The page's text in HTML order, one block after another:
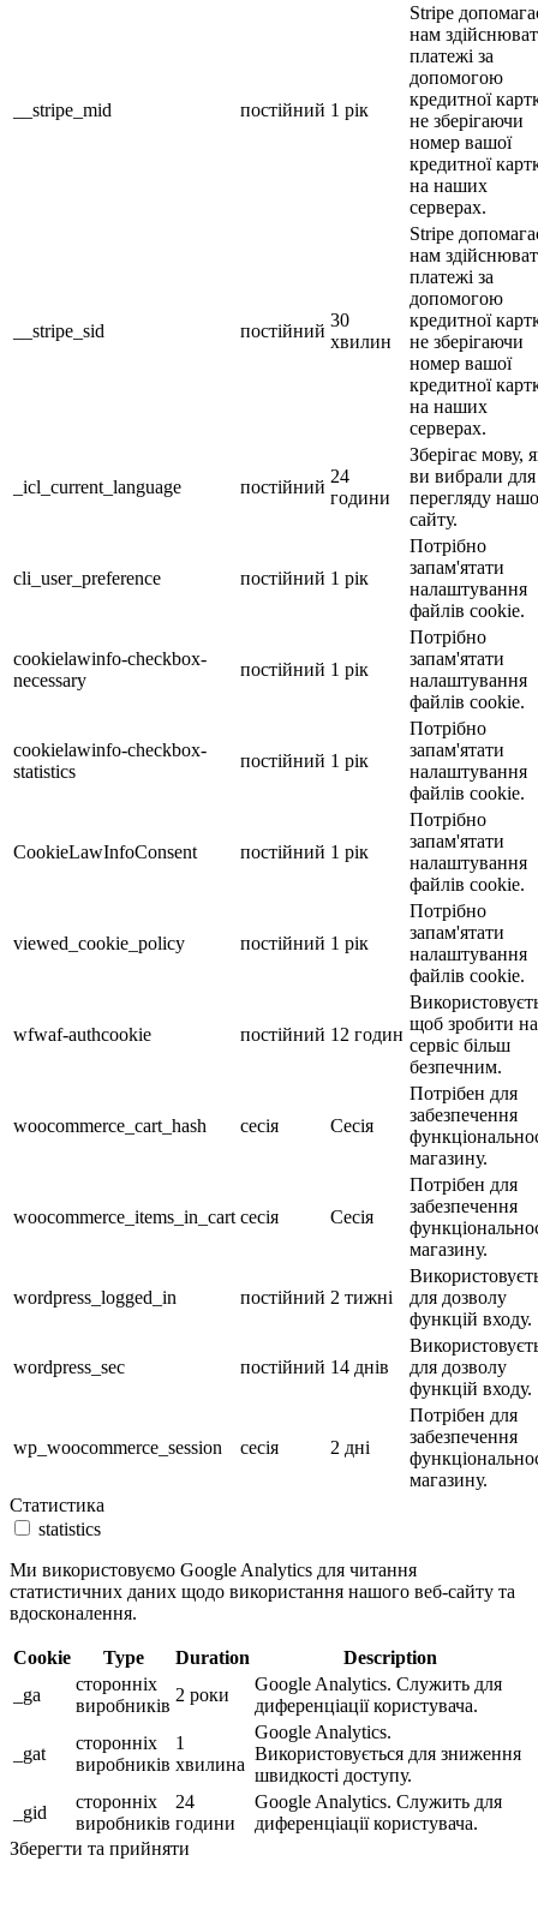
__stripe_mid постійний 1 рік
Stripe
нам
платежі за
допомогою
кредитної
не зберігаючи
номер вашої
кредитної
на наших
серверах.
__stripe_sid постійний
30
хвилин
Stripe
нам
платежі за
допомогою
кредитної
не зберігаючи
номер вашої
кредитної
на наших
серверах.
_icl_current_language постійний
24
години
Зберігає мову,
ви вибрали для
перегляду
сайту.
cli_user_preference постійний 1 рік
Потрібно
запам'ятати
налаштування
файлів cookie.
cookielawinfo-checkbox-
necessary
постійний 1 рік
Потрібно
запам'ятати
налаштування
файлів cookie.
cookielawinfo-checkbox-
statistics
постійний 1 рік
Потрібно
запам'ятати
налаштування
файлів cookie.
CookieLawInfoConsent постійний 1 рік
Потрібно
запам'ятати
налаштування
файлів cookie.
viewed_cookie_policy постійний 1 рік
Потрібно
запам'ятати
налаштування
файлів cookie.
wfwaf-authcookie постійний 12 годин
щоб зробити
сервіс більш
безпечним.
woocommerce_cart_hash сесія Сесія
Потрібен для
забезпечення
магазину.
woocommerce_items_in_cart сесія Сесія
Потрібен для
забезпечення
магазину.
wordpress_logged_in постійний 2 тижні
для дозволу
функцій входу.
wordpress_sec постійний 14 днів
для дозволу
функцій входу.
wp_woocommerce_session сесія 2 дні
Потрібен для
забезпечення
магазину.
Статистика
statistics
Ми використовуємо Google Analytics для читання
статистичних даних щодо використання нашого веб-сайту та
вдосконалення.
Cookie Type Duration
Description
_ga
сторонніх
виробників
2 роки
Google Analytics. Служить для
диференціації користувача.
_gat
сторонніх
виробників
1
хвилина
Google Analytics.
Використовується для зниження
швидкості доступу.
_gid
сторонніх
виробників
24
години
Google Analytics. Служить для
диференціації користувача.
Зберегти та прийняти